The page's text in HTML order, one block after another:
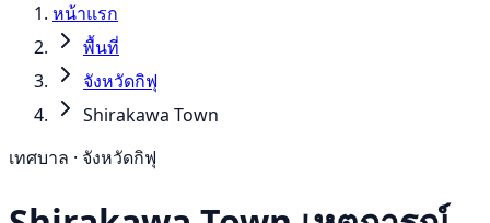
หน้าแรก
พื้นที่
จังหวัดกิฟุ
Shirakawa Town
เทศบาล · จังหวัดกิฟุ